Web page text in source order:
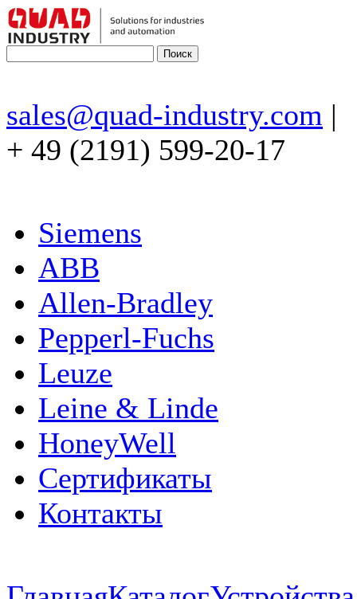
sales@quad-industry.com |
+ 49 (2191) 599-20-17
Siemens
ABB
Allen-Bradley
Pepperl-Fuchs
Leuze
Leine & Linde
HoneyWell
Сертификаты
Контакты